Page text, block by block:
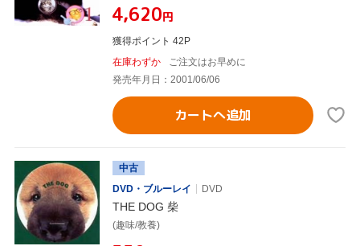
¥4,620円
獲得ポイント 42P
在庫わずか
ご注文はお早めに
発売年月日：2001/06/06
カートへ追加
中古
DVD・ブルーレイ
DVD
THE DOG 柴
(趣味/教養)